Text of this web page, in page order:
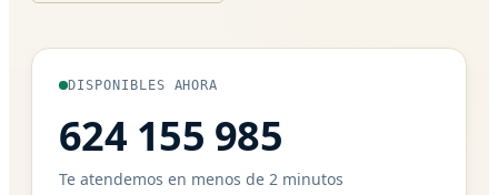
DISPONIBLES AHORA
624 155 985
Te atendemos en menos de 2 minutos